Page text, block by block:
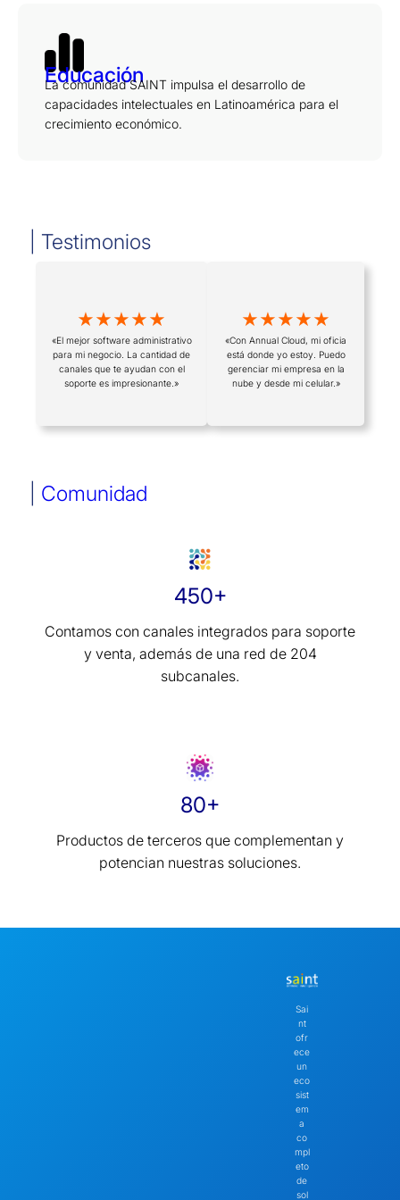
Educación
La comunidad SAINT impulsa el desarrollo de
capacidades intelectuales en Latinoamérica para el
crecimiento económico.
| Testimonios
★★★★★
«El mejor software administrativo
para mi negocio. La cantidad de
canales que te ayudan con el
soporte es impresionante.»
★★★★★
«Con Annual Cloud, mi oficia
está donde yo estoy. Puedo
gerenciar mi empresa en la
nube y desde mi celular.»
Comunidad
450+
Contamos con canales integrados para soporte
y venta, además de una red de 204
subcanales.
80+
Productos de terceros que complementan y
potencian nuestras soluciones.
Sai
nt
ofr
ece
un
eco
sist
em
a
co
mpl
eto
de
sol